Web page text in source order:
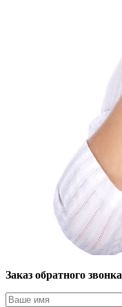
Заказ обратного звонка